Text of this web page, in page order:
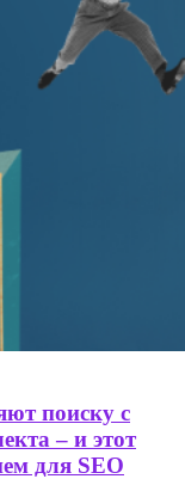
поиску с
– и этот
для SEO